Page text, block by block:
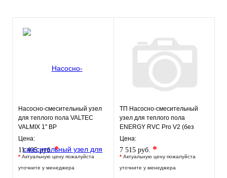
Насосно-смесительный узел
для теплого пола VALTEC
VALMIX 1" ВР
Цена:
11 405 руб.*
* Актуальную цену пожалуйста
уточните у менеджера
ТП Насосно-смесительный
узел для теплого пола
ENERGY RVC Pro V2 (без
насоса)
Цена:
7 515 руб. *
* Актуальную цену пожалуйста
уточните у менеджера